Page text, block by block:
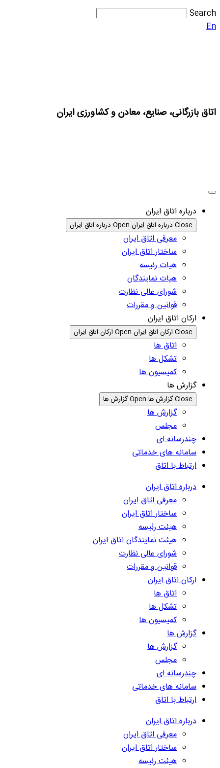
Search
En
اتاق بازرگانی، صنایع، معادن و کشاورزی ایران
درباره اتاق ایران
Close درباره اتاق ایران Open درباره اتاق ایران
معرفی اتاق ایران
ساختار اتاق ایران
هیات رئیسه
هیات نمایندگان
شورای عالی نظارت
قوانین و مقررات
ارکان اتاق ایران
Close ارکان اتاق ایران Open ارکان اتاق ایران
اتاق ها
تشکل ها
کمیسیون ها
گزارش ها
Close گزارش ها Open گزارش ها
گزارش ها
مجلس
چندرسانه ای
سامانه های خدماتی
ارتباط با اتاق
درباره اتاق ایران
معرفی اتاق ایران
ساختار اتاق ایران
هیئت رئیسه
هیئت نمایندگان اتاق ایران
شورای عالی نظارت
قوانین و مقررات
ارکان اتاق ایران
اتاق ها
تشکل ها
کمیسیون ها
گزارش ها
گزارش ها
مجلس
چندرسانه ای
سامانه های خدماتی
ارتباط با اتاق
درباره اتاق ایران
معرفی اتاق ایران
ساختار اتاق ایران
هیئت رئیسه